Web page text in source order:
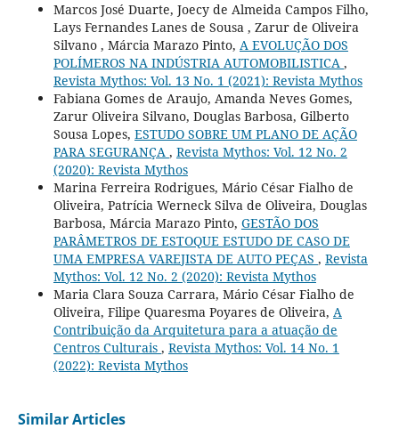
Marcos José Duarte, Joecy de Almeida Campos Filho,
Lays Fernandes Lanes de Sousa , Zarur de Oliveira
Silvano , Márcia Marazo Pinto, A EVOLUÇÃO DOS
POLÍMEROS NA INDÚSTRIA AUTOMOBILISTICA ,
Revista Mythos: Vol. 13 No. 1 (2021): Revista Mythos
Fabiana Gomes de Araujo, Amanda Neves Gomes,
Zarur Oliveira Silvano, Douglas Barbosa, Gilberto
Sousa Lopes, ESTUDO SOBRE UM PLANO DE AÇÃO
PARA SEGURANÇA , Revista Mythos: Vol. 12 No. 2
(2020): Revista Mythos
Marina Ferreira Rodrigues, Mário César Fialho de
Oliveira, Patrícia Werneck Silva de Oliveira, Douglas
Barbosa, Márcia Marazo Pinto, GESTÃO DOS
PARÂMETROS DE ESTOQUE ESTUDO DE CASO DE
UMA EMPRESA VAREJISTA DE AUTO PEÇAS , Revista
Mythos: Vol. 12 No. 2 (2020): Revista Mythos
Maria Clara Souza Carrara, Mário César Fialho de
Oliveira, Filipe Quaresma Poyares de Oliveira, A
Contribuição da Arquitetura para a atuação de
Centros Culturais , Revista Mythos: Vol. 14 No. 1
(2022): Revista Mythos
Similar Articles